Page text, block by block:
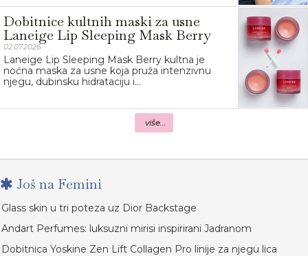
Dobitnice kultnih maski za usne
Laneige Lip Sleeping Mask Berry
02.07.2026.
Laneige Lip Sleeping Mask Berry kultna je
noćna maska za usne koja pruža intenzivnu
njegu, dubinsku hidrataciju i...
više...
Još na Femini
Glass skin u tri poteza uz Dior Backstage
Andart Perfumes: luksuzni mirisi inspirirani Jadranom
Dobitnica Yoskine Zen Lift Collagen Pro linije za njegu lica